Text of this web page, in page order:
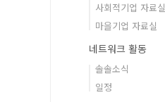
사회적기업 자료실
마을기업 자료실
네트워크 활동
솔솔소식
일정